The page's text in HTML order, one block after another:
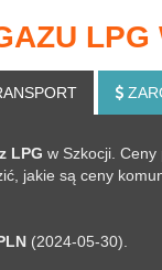
LPG
LPG w Szkocji.
jakie są ceny
(2024-05-30).